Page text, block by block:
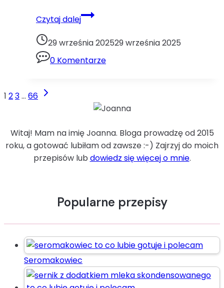
Czytaj dalejLekka
sałatka
z
i
burrata
miód
nektarynki
rucola
rukola
29 września 202529 września 2025
0 Komentarze
Nawigacja
1 23… 66 Następna
Witaj! Mam na imię Joanna. Bloga prowadzę od 2015
roku, a gotować lubiłam od zawsze :-) Zajrzyj do moich
przepisów lub dowiedz się więcej o mnie.
Popularne przepisy
Seromakowiec